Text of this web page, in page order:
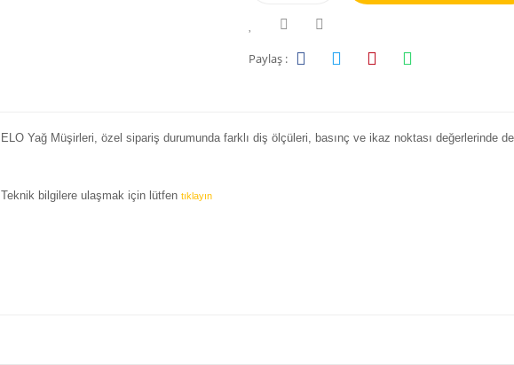
Paylaş :
ELO Yağ Müşirleri, özel sipariş durumunda farklı diş ölçüleri, basınç ve ikaz noktası değerlerinde
Teknik bilgilere ulaşmak için lütfen tıklayın